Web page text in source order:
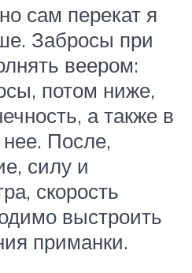
сам перекат я
Забросы при
веером:
потом ниже,
а также в
После,
силу и
скорость
выстроить
приманки.